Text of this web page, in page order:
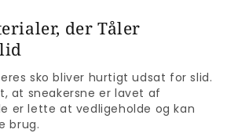
der Tåler
sko bliver hurtigt udsat for slid.
at sneakersne er lavet af
er lette at vedligeholde og kan
brug.